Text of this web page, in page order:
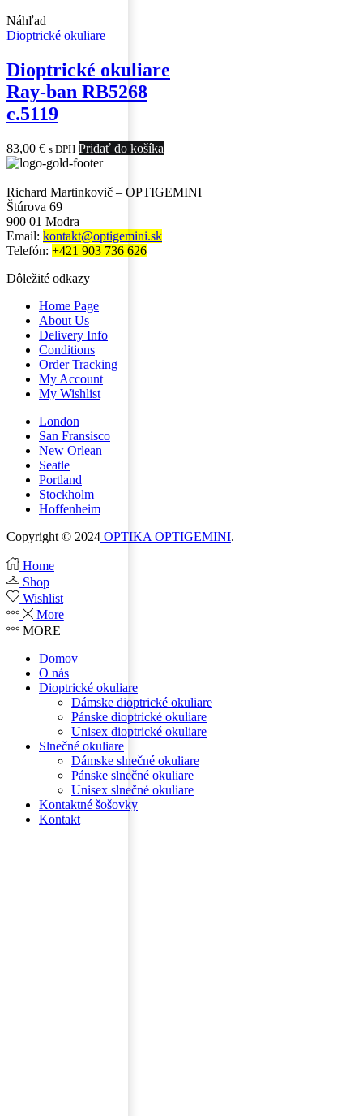
Náhľad
Dioptrické okuliare
Dioptrické okuliare
Ray-ban RB5268
c.5119
83,00 € s DPH Pridať do košíka
Richard Martinkovič – OPTIGEMINI
Štúrova 69
900 01 Modra
Email: kontakt@optigemini.sk
Telefón: +421 903 736 626
Dôležité odkazy
Home Page
About Us
Delivery Info
Conditions
Order Tracking
My Account
My Wishlist
London
San Fransisco
New Orlean
Seatle
Portland
Stockholm
Hoffenheim
Copyright © 2024 OPTIKA OPTIGEMINI.
Home
Shop
Wishlist
More
MORE
Domov
O nás
Dioptrické okuliare
Dámske dioptrické okuliare
Pánske dioptrické okuliare
Unisex dioptrické okuliare
Slnečné okuliare
Dámske slnečné okuliare
Pánske slnečné okuliare
Unisex slnečné okuliare
Kontaktné šošovky
Kontakt